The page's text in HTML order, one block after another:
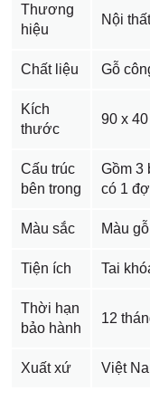
Thương
hiệu
Nội
Chất liệu Gỗ
Kích
thước
90 x
Cấu trúc
bên trong
Gồm 3
có 1
Màu sắc Màu
Tiện ích Tai
Thời hạn
bảo hành
12
Xuất xứ Việt